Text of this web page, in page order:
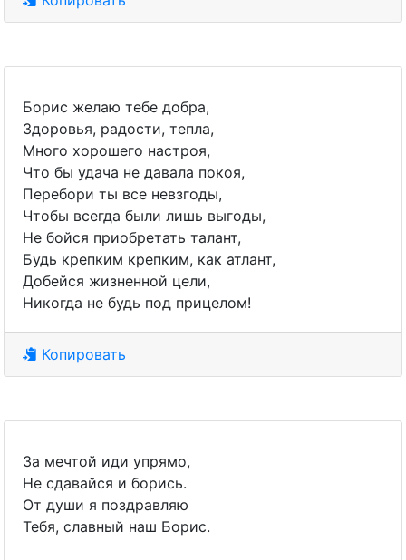
Борис желаю тебе добра,
Здоровья, радости, тепла,
Много хорошего настроя,
Что бы удача не давала покоя,
Перебори ты все невзгоды,
Чтобы всегда были лишь выгоды,
Не бойся приобретать талант,
Будь крепким крепким, как атлант,
Добейся жизненной цели,
Никогда не будь под прицелом!
Копировать
За мечтой иди упрямо,
Не сдавайся и борись.
От души я поздравляю
Тебя, славный наш Борис.